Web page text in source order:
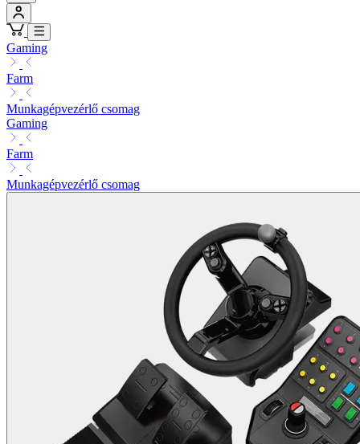
Gaming
Farm
Munkagépvezérlő csomag
Gaming
Farm
Munkagépvezérlő csomag